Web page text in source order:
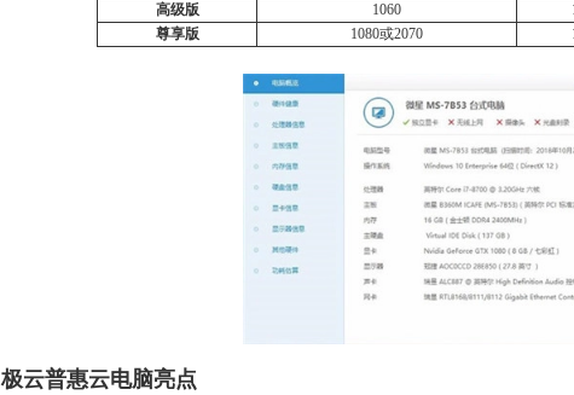
高级版
1060
尊享版
1080或2070
极云普惠云电脑亮点